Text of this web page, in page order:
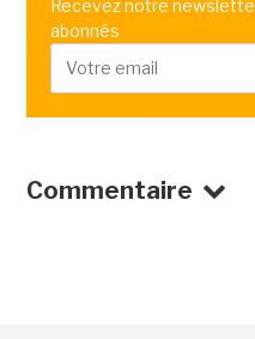
Recevez notre
abonnés
Commentaire